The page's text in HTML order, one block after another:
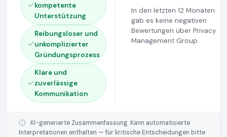
kompetente
Unterstützung
Reibungsloser und
unkomplizierter
Gründungsprozess
Klare und
zuverlässige
Kommunikation
In den letzten 12 Monaten
gab es keine negativen
Bewertungen über Privacy
Management Group.
KI-generierte Zusammenfassung. Kann automatisierte
Interpretationen enthalten — für kritische Entscheidungen bitte